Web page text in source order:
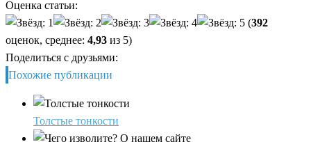
Оценка статьи:
(392
оценок, среднее: 4,93 из 5)
Поделиться с друзьями:
Похожие публикации
Толстые тонкости